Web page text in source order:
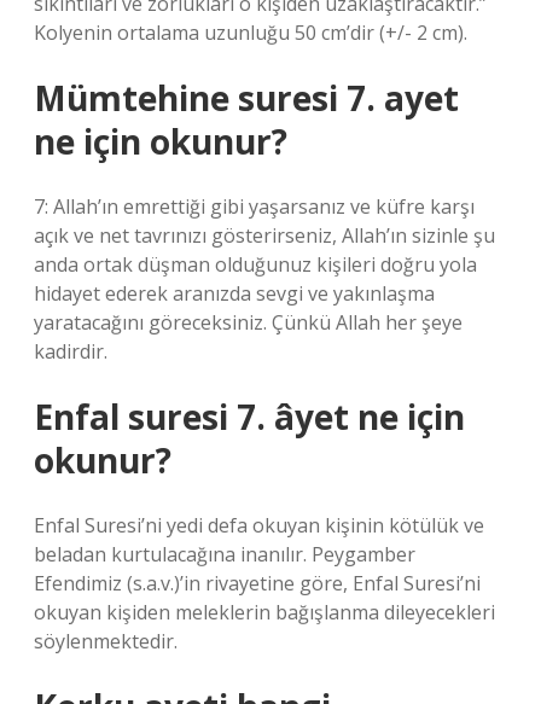
Kolyenin ortalama uzunluğu 50 cm’dir (+/- 2 cm).
Mümtehine suresi 7. ayet
ne için okunur?
7: Allah’ın emrettiği gibi yaşarsanız ve küfre karşı
açık ve net tavrınızı gösterirseniz, Allah’ın sizinle şu
anda ortak düşman olduğunuz kişileri doğru yola
hidayet ederek aranızda sevgi ve yakınlaşma
yaratacağını göreceksiniz. Çünkü Allah her şeye
kadirdir.
Enfal suresi 7. âyet ne için
okunur?
Enfal Suresi’ni yedi defa okuyan kişinin kötülük ve
beladan kurtulacağına inanılır. Peygamber
Efendimiz (s.a.v.)’in rivayetine göre, Enfal Suresi’ni
okuyan kişiden meleklerin bağışlanma dileyecekleri
söylenmektedir.